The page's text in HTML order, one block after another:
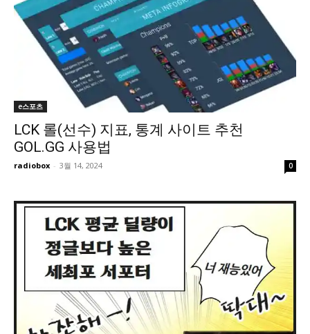
e스포츠
LCK 롤(선수) 지표, 통계 사이트 추천
GOL.GG 사용법
radiobox - 3월 14, 2024 0